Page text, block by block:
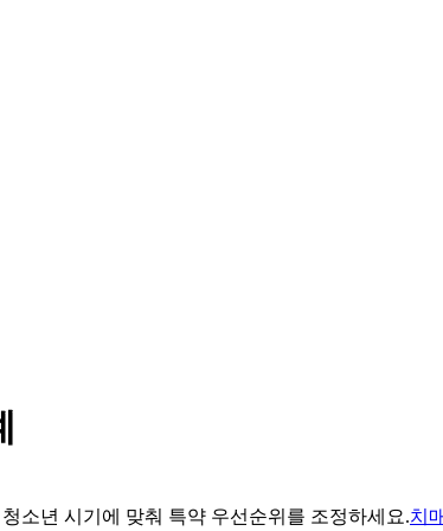
소년 시기에 맞춰 특약 우선순위를 조정하세요.치